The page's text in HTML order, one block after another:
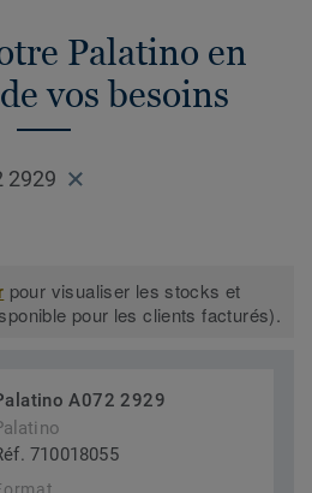
Palatino en
vos besoins
2929
pour visualiser les stocks et
pour les clients facturés).
A072 2929
710018055